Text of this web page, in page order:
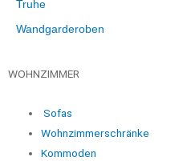
Truhe
Wandgarderoben
WOHNZIMMER
Sofas
Wohnzimmerschränke
Kommoden